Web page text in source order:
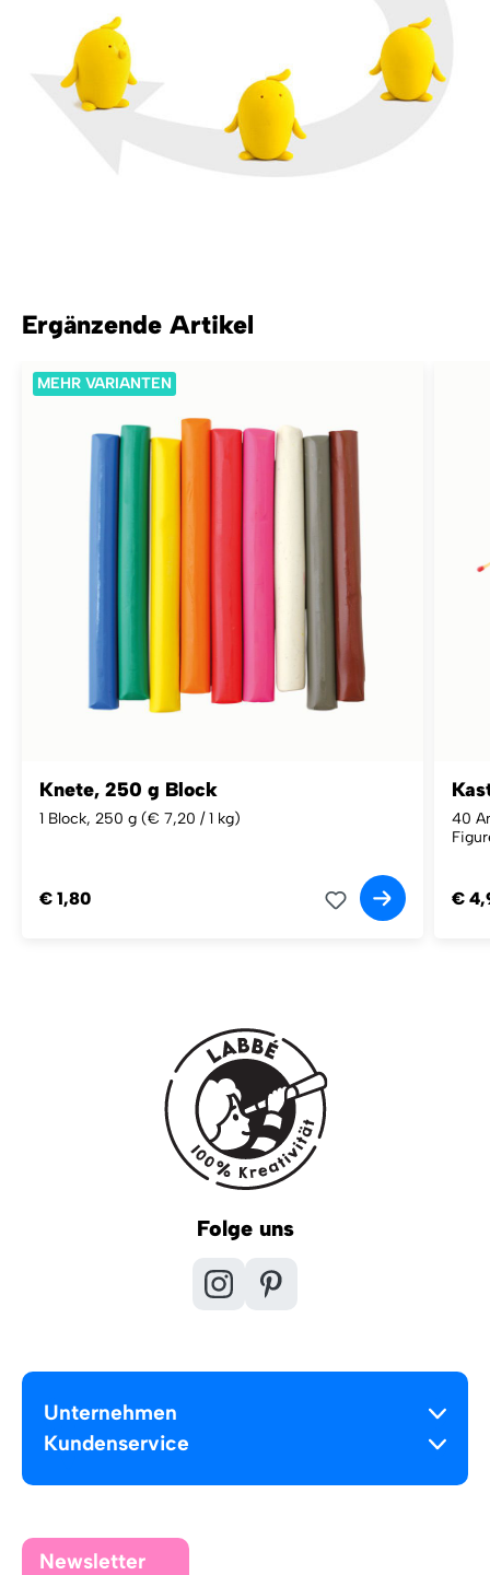
Ergänzende Artikel
MEHR VARIANTEN
Knete, 250 g Block
1 Block, 250 g (€ 7,20 / 1 kg)
€ 1,80
40
€
Folge uns
Unternehmen
Kundenservice
Newsletter